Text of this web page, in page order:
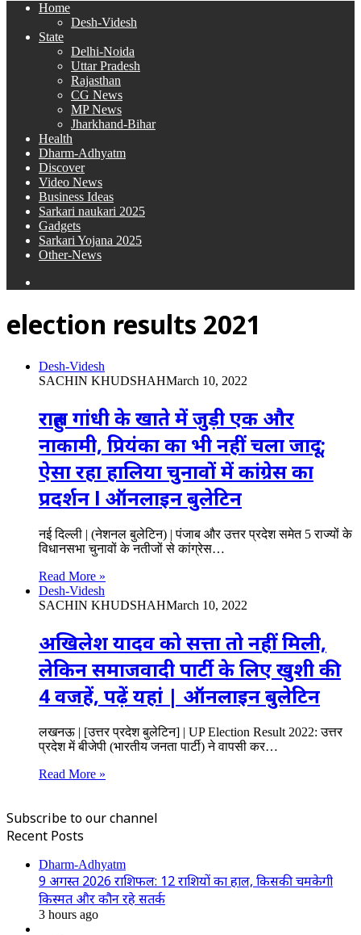
Home
Desh-Videsh
State
Delhi-Noida
Uttar Pradesh
Rajasthan
CG News
MP News
Jharkhand-Bihar
Health
Dharm-Adhyatm
Discover
Video News
Business Ideas
Sarkari naukari 2025
Gadgets
Sarkari Yojana 2025
Other-News
election results 2021
Desh-Videsh
SACHIN KHUDSHAHMarch 10, 2022
राहुल गांधी के खाते में जुड़ी एक और
नाकामी, प्रियंका का भी नहीं चला जादू;
ऐसा रहा हालिया चुनावों में कांग्रेस का
प्रदर्शन l ऑनलाइन बुलेटिन
नई दिल्ली | (नेशनल बुलेटिन) | पंजाब और उत्तर प्रदेश समेत 5 राज्यों के
विधानसभा चुनावों के नतीजों से कांग्रेस…
Read More »
Desh-Videsh
SACHIN KHUDSHAHMarch 10, 2022
अखिलेश यादव को सत्ता तो नहीं मिली,
लेकिन समाजवादी पार्टी के लिए खुशी की
4 वजहें, पढ़ें यहां | ऑनलाइन बुलेटिन
लखनऊ | [उत्तर प्रदेश बुलेटिन] | UP Election Result 2022: उत्तर
प्रदेश में बीजेपी (भारतीय जनता पार्टी) ने वापसी कर…
Read More »
Subscribe to our channel
Recent Posts
Dharm-Adhyatm
9 अगस्त 2026 राशिफल: 12 राशियों का हाल, किसकी चमकेगी
किस्मत और कौन रहे सतर्क
3 hours ago